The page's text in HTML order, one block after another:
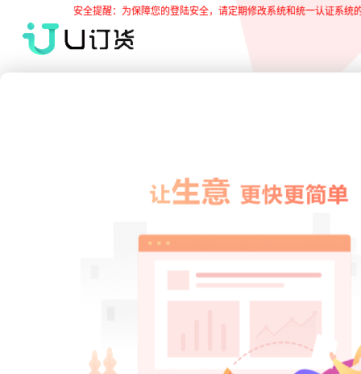
安全提醒：为保障您的登陆安全，请定期修改系统和统一认证系统